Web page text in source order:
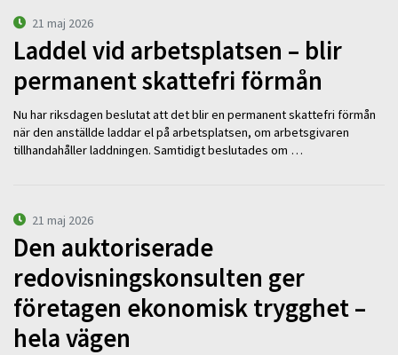
21 maj 2026
Laddel vid arbetsplatsen – blir
permanent skattefri förmån
Nu har riksdagen beslutat att det blir en permanent skattefri förmån
när den anställde laddar el på arbetsplatsen, om arbetsgivaren
tillhandahåller laddningen. Samtidigt beslutades om …
21 maj 2026
Den auktoriserade
redovisningskonsulten ger
företagen ekonomisk trygghet –
hela vägen